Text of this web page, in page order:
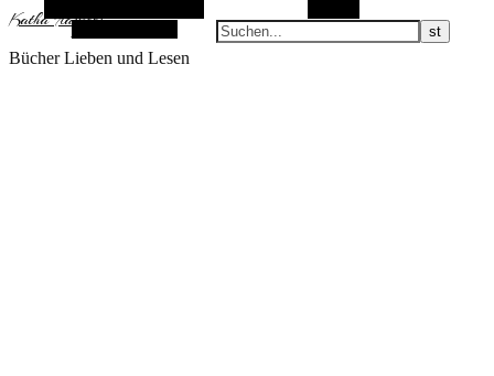
KathaFlauschi
Bücher Lieben und Lesen
Zufallsauswahl